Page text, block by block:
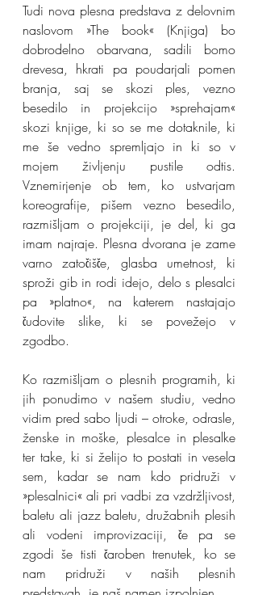
Tudi nova plesna predstava z delovnim
naslovom »The book« (Knjiga) bo
dobrodelno obarvana, sadili bomo
drevesa, hkrati pa poudarjali pomen
branja, saj se skozi ples, vezno
besedilo in projekcijo »sprehajam«
skozi knjige, ki so se me dotaknile, ki
me še vedno spremljajo in ki so v
mojem življenju pustile odtis.
Vznemirjenje ob tem, ko ustvarjam
koreografije, pišem vezno besedilo,
razmišljam o projekciji, je del, ki ga
imam najraje. Plesna dvorana je zame
varno zatočišče, glasba umetnost, ki
sproži gib in rodi idejo, delo s plesalci
pa »platno«, na katerem nastajajo
čudovite slike, ki se povežejo v
zgodbo.
Ko razmišljam o plesnih programih, ki
jih ponudimo v našem studiu, vedno
vidim pred sabo ljudi – otroke, odrasle,
ženske in moške, plesalce in plesalke
ter take, ki si želijo to postati in vesela
sem, kadar se nam kdo pridruži v
»plesalnici« ali pri vadbi za vzdržljivost,
baletu ali jazz baletu, družabnih plesih
ali vodeni improvizaciji, če pa se
zgodi še tisti čaroben trenutek, ko se
nam pridruži v naših plesnih